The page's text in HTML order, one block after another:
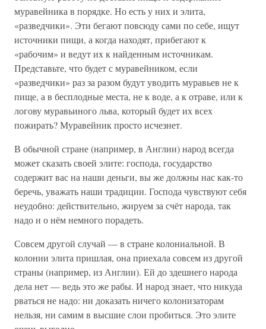
муравейника в порядке. Но есть у них и элита,
«разведчики». Эти бегают повсюду сами по себе, ищут
источники пищи, а когда находят, прибегают к
«рабочим» и ведут их к найденным источникам.
Представьте, что будет с муравейником, если
«разведчики» раз за разом будут уводить муравьев не к
пище, а в бесплодные места, не к воде, а к отраве, или к
логову муравьиного льва, который будет их всех
пожирать? Муравейник просто исчезнет.
В обычной стране (например, в Англии) народ всегда
может сказать своей элите: господа, государство
содержит вас на наши деньги, вы же должны нас как-то
беречь, уважать наши традиции. Господа чувствуют себя
неудобно: действительно, жируем за счёт народа, так
надо и о нём немного порадеть.
Совсем другой случай — в стране колониальной. В
колонии элита пришлая, она приехала совсем из другой
страны (например, из Англии). Ей до здешнего народа
дела нет — ведь это же рабы. И народ знает, что никуда
рваться не надо: ни доказать ничего колонизаторам
нельзя, ни самим в высшие слои пробиться. Это элите